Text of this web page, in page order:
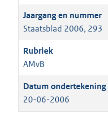
Staatsblad 2006, 293
AMvB
20-06-2006